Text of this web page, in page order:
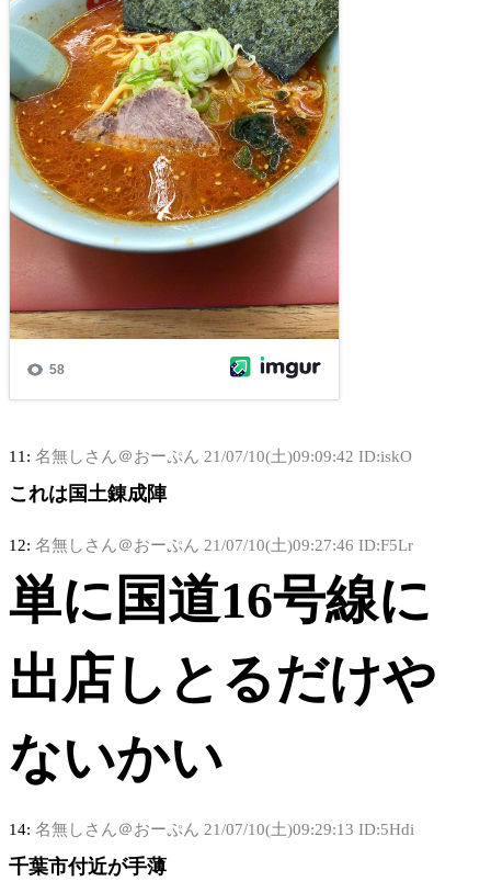
11: 名無しさん＠おーぷん 21/07/10(土)09:09:42 ID:iskO
これは国土錬成陣
12: 名無しさん＠おーぷん 21/07/10(土)09:27:46 ID:F5Lr
単に国道16号線に
出店しとるだけや
ないかい
14: 名無しさん＠おーぷん 21/07/10(土)09:29:13 ID:5Hdi
千葉市付近が手薄